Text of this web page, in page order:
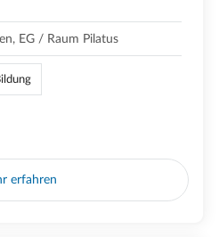
EG / Raum Pilatus
erfahren